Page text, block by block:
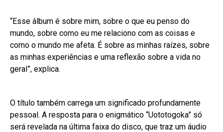
“Esse álbum é sobre mim, sobre o que eu penso do
mundo, sobre como eu me relaciono com as coisas e
como o mundo me afeta. É sobre as minhas raízes, sobre
as minhas experiências e uma reflexão sobre a vida no
geral”, explica.
O título também carrega um significado profundamente
pessoal. A resposta para o enigmático “Uototogoka” só
será revelada na última faixa do disco, que traz um áudio